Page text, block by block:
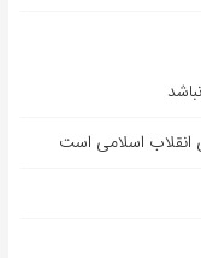
اسلامی است